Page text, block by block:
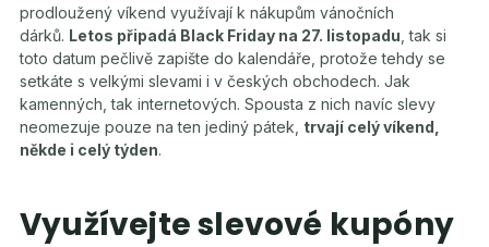
prodloužený víkend využívají k nákupům vánočních
dárků. Letos připadá Black Friday na 27. listopadu , tak si
toto datum pečlivě zapište do kalendáře, protože tehdy se
setkáte s velkými slevami i v českých obchodech. Jak
kamenných, tak internetových. Spousta z nich navíc slevy
neomezuje pouze na ten jediný pátek, trvají celý víkend,
někde i celý týden.
Využívejte slevové kupóny